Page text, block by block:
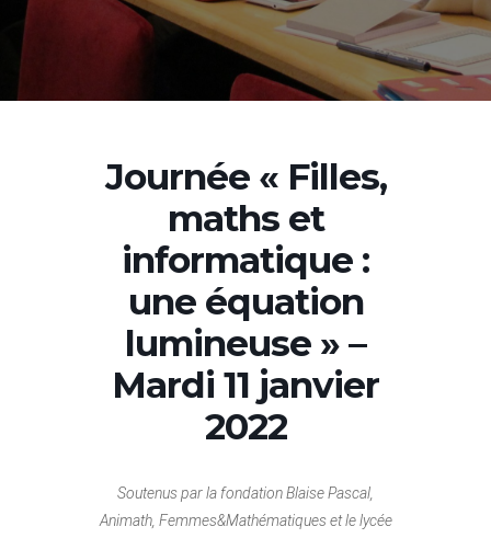
Journée « Filles,
maths et
informatique :
une équation
lumineuse » –
Mardi 11 janvier
2022
Soutenus par la fondation Blaise Pascal,
Animath, Femmes&Mathématiques et le lycée